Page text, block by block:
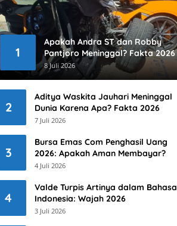
1
Apakah Andra ST dan Robby
Pantjoro Meninggal? Fakta 2026
8 Juli 2026
2
Aditya Waskita Jauhari Meninggal
Dunia Karena Apa? Fakta 2026
7 Juli 2026
3
Bursa Emas Com Penghasil Uang
2026: Apakah Aman Membayar?
4 Juli 2026
4
Valde Turpis Artinya dalam Bahasa
Indonesia: Wajah 2026
3 Juli 2026